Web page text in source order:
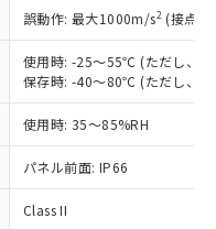
誤動作: 最大1000m/s2 (接点
使用時: -25～55℃ (ただし、氷
保存時: -40～80℃ (ただし、氷
使用時: 35～85%RH
パネル前面: IP66
Class II
ます。
リスト作成サー
くには、I-Web
れている必要が
ト上で当社にご
について、当社
者が、当社の製
お客様との取
利用すること
により、予定
す。
ロード
ンロードするこ
において有害物
に深刻な影響を
。
売部門へお問
わる関係者が違
ある場合は、取
。
キャンセル
た在庫状況の
ない機種